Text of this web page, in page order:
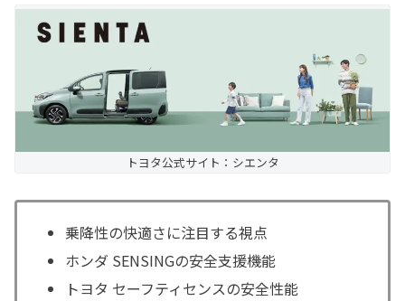
トヨタ公式サイト：シエンタ
乗降性の快適さに注目する視点
ホンダ SENSINGの安全支援機能
トヨタ セーフティセンスの安全性能